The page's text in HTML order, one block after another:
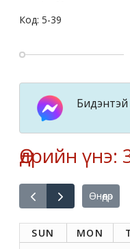
Код: 5-39
Өдрийн үнэ:
Өнөөдөр
SUN MON